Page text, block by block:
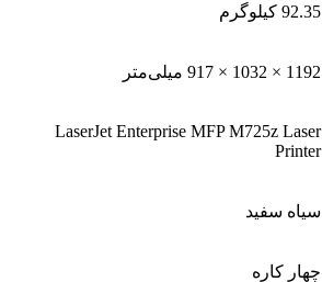
92.35 کیلوگرم
1192 × 1032 × 917 میلی‌متر
LaserJet Enterprise MFP M725z Laser
Printer
سیاه سفید
چهار کاره